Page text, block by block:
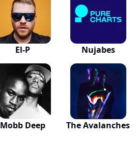
El-P Nujabes
Mobb Deep The Avalanches